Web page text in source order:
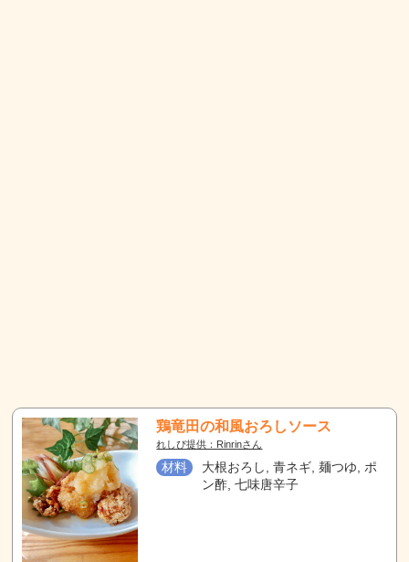
鶏竜田の和風おろしソース
れしぴ提供：Rinrinさん
材料
大根おろし, 青ネギ, 麺つゆ, ポ
ン酢, 七味唐辛子